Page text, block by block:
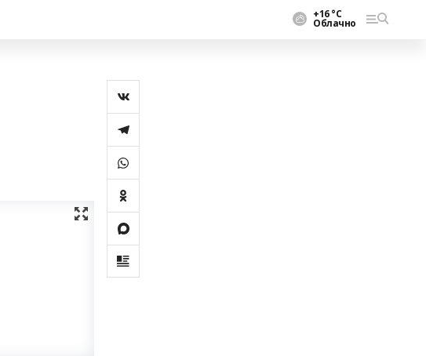
+16 °С
Облачно